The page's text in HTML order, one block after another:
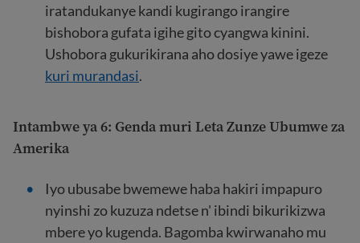
iratandukanye kandi kugirango irangire
bishobora gufata igihe gito cyangwa kinini.
Ushobora gukurikirana aho dosiye yawe igeze
kuri murandasi.
Intambwe ya 6: Genda muri Leta Zunze Ubumwe za
Amerika
Iyo ubusabe bwemewe haba hakiri impapuro
nyinshi zo kuzuza ndetse n' ibindi bikurikizwa
mbere yo kugenda. Bagomba kwirwanaho mu